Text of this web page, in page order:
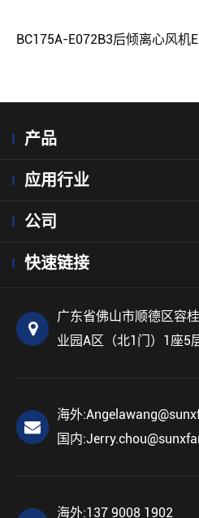
BC175A-E072B3后倾离心风机
产品
应用行业
公司
快速链接
广东省佛山市顺德区容
业园A区（北1门）1座5
海外:
国内:
海外:137 9008 1902